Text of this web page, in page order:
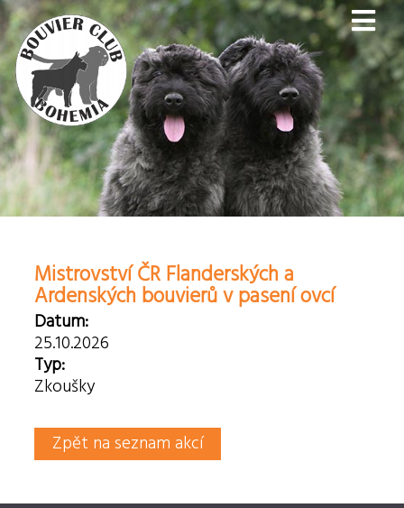
Mistrovství ČR Flanderských a
Ardenských bouvierů v pasení ovcí
Datum:
25.10.2026
Typ:
Zkoušky
Zpět na seznam akcí